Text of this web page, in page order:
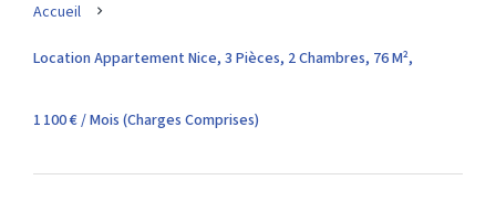
Accueil
Location Appartement Nice, 3 Pièces, 2 Chambres, 76 M²,
1 100 € / Mois (Charges Comprises)